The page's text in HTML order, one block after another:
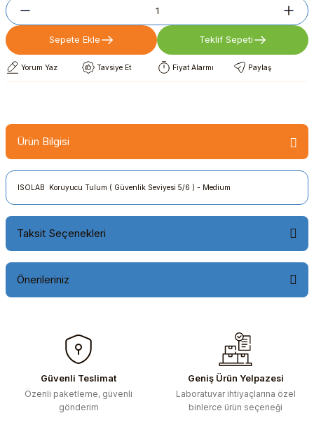
Sepete Ekle Teklif Sepeti
Yorum Yaz Tavsiye Et Fiyat Alarmı Paylaş
Ürün Bilgisi
ISOLAB Koruyucu Tulum ( Güvenlik Seviyesi 5/6 ) - Medium
Taksit Seçenekleri
Önerileriniz
konularda yetersiz gördüğünüz noktaları öneri formunu
kullanarak tarafımıza iletebilirsiniz.
Görüş ve önerileriniz için teşekkür ederiz.
Ürün resmi kalitesiz, bozuk veya görüntülenemiyor.
Güvenli Teslimat
Özenli paketleme, güvenli
gönderim
Geniş Ürün Yelpazesi
Laboratuvar ihtiyaçlarına özel
binlerce ürün seçeneği